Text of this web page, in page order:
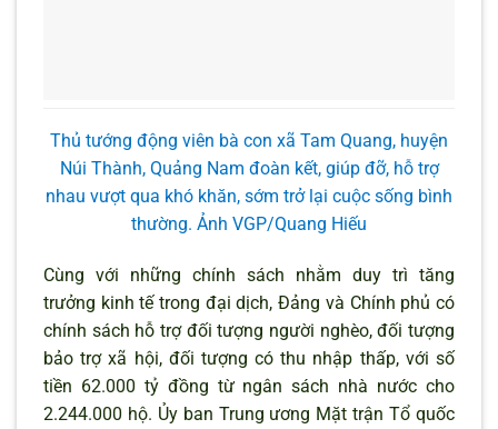
Thủ tướng động viên bà con xã Tam Quang, huyện
Núi Thành, Quảng Nam đoàn kết, giúp đỡ, hỗ trợ
nhau vượt qua khó khăn, sớm trở lại cuộc sống bình
thường. Ảnh VGP/Quang Hiếu
Cùng với những chính sách nhằm duy trì tăng
trưởng kinh tế trong đại dịch, Đảng và Chính phủ có
chính sách hỗ trợ đối tượng người nghèo, đối tượng
bảo trợ xã hội, đối tượng có thu nhập thấp, với số
tiền 62.000 tỷ đồng từ ngân sách nhà nước cho
2.244.000 hộ. Ủy ban Trung ương Mặt trận Tổ quốc